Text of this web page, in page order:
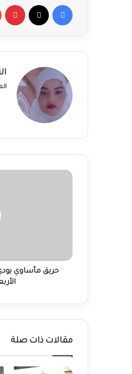
فيسبوك
حريق
بالسعودية
حريق مأساوي يودي
مقالات ذات صلة